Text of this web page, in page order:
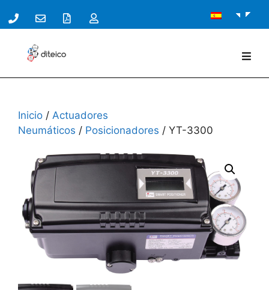
Inicio / Actuadores
Neumáticos / Posicionadores / YT-3300